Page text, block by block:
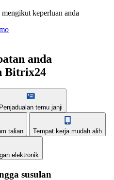
keperluan anda
anda
Bitrix24
Penjadualan temu janji
talian Tempat kerja mudah alih
elektronik
susulan